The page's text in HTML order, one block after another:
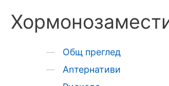
Общ преглед
Аnтернативи